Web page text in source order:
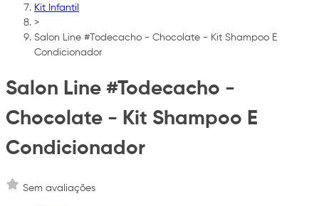
Kit Infantil
>
Salon Line #Todecacho - Chocolate - Kit Shampoo E
Condicionador
Salon Line #Todecacho -
Chocolate - Kit Shampoo E
Condicionador
Sem avaliações